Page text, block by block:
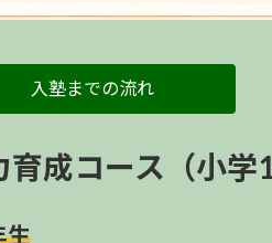
入塾までの流れ
成コース（小学1
生